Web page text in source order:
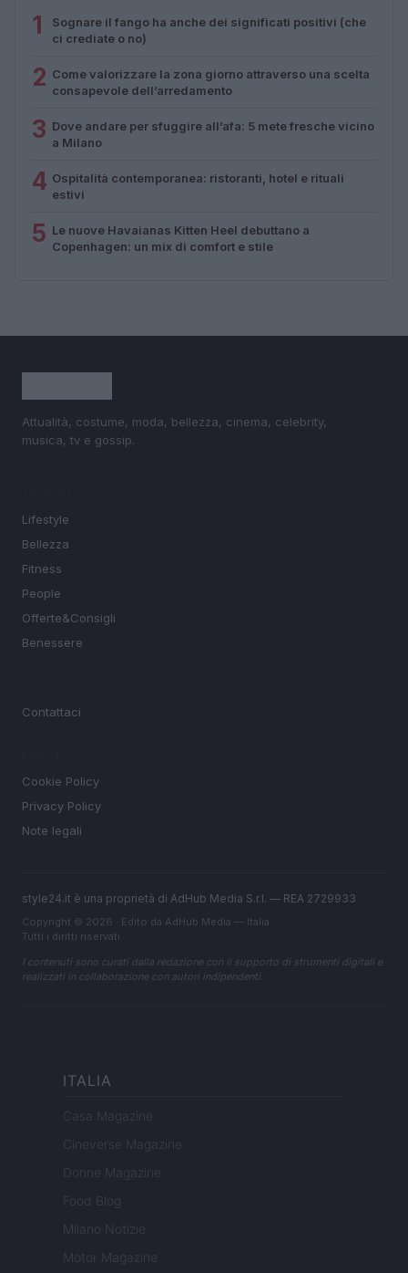
1
Sognare il fango ha anche dei significati positivi (che
ci crediate o no)
2 Come valorizzare la zona giorno attraverso una scelta
consapevole dell’arredamento
3 Dove andare per sfuggire all’afa: 5 mete fresche vicino
a Milano
4 Ospitalità contemporanea: ristoranti, hotel e rituali
estivi
5 Le nuove Havaianas Kitten Heel debuttano a
Copenhagen: un mix di comfort e stile
Attualità, costume, moda, bellezza, cinema, celebrity,
musica, tv e gossip.
Lifestyle
Bellezza
Fitness
People
Offerte&Consigli
Benessere
Contattaci
Cookie Policy
Privacy Policy
Note legali
style24.it è una proprietà di AdHub Media S.r.l. — REA 2729933
Copyright © 2026 · Edito da AdHub Media — Italia
Tutti i diritti riservati
I contenuti sono curati dalla redazione con il supporto di strumenti digitali e
realizzati in collaborazione con autori indipendenti.
ITALIA
Casa Magazine
Cineverse Magazine
Donne Magazine
Food Blog
Milano Notizie
Motor Magazine